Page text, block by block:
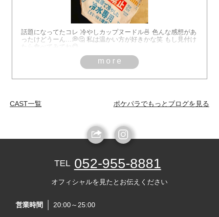
話題になってたコレ 冷やしカップヌードル🍜 色んな感想があ
ったけどうーん…💭🤔 私は温かい方が好きかな笑 もし見付け
たら食べてみてね😋
more
ポケパラでもっとブログを見る
CAST一覧
TEL 052-955-8881
オフィシャルを見たとお伝えください
営業時間 20:00～25:00